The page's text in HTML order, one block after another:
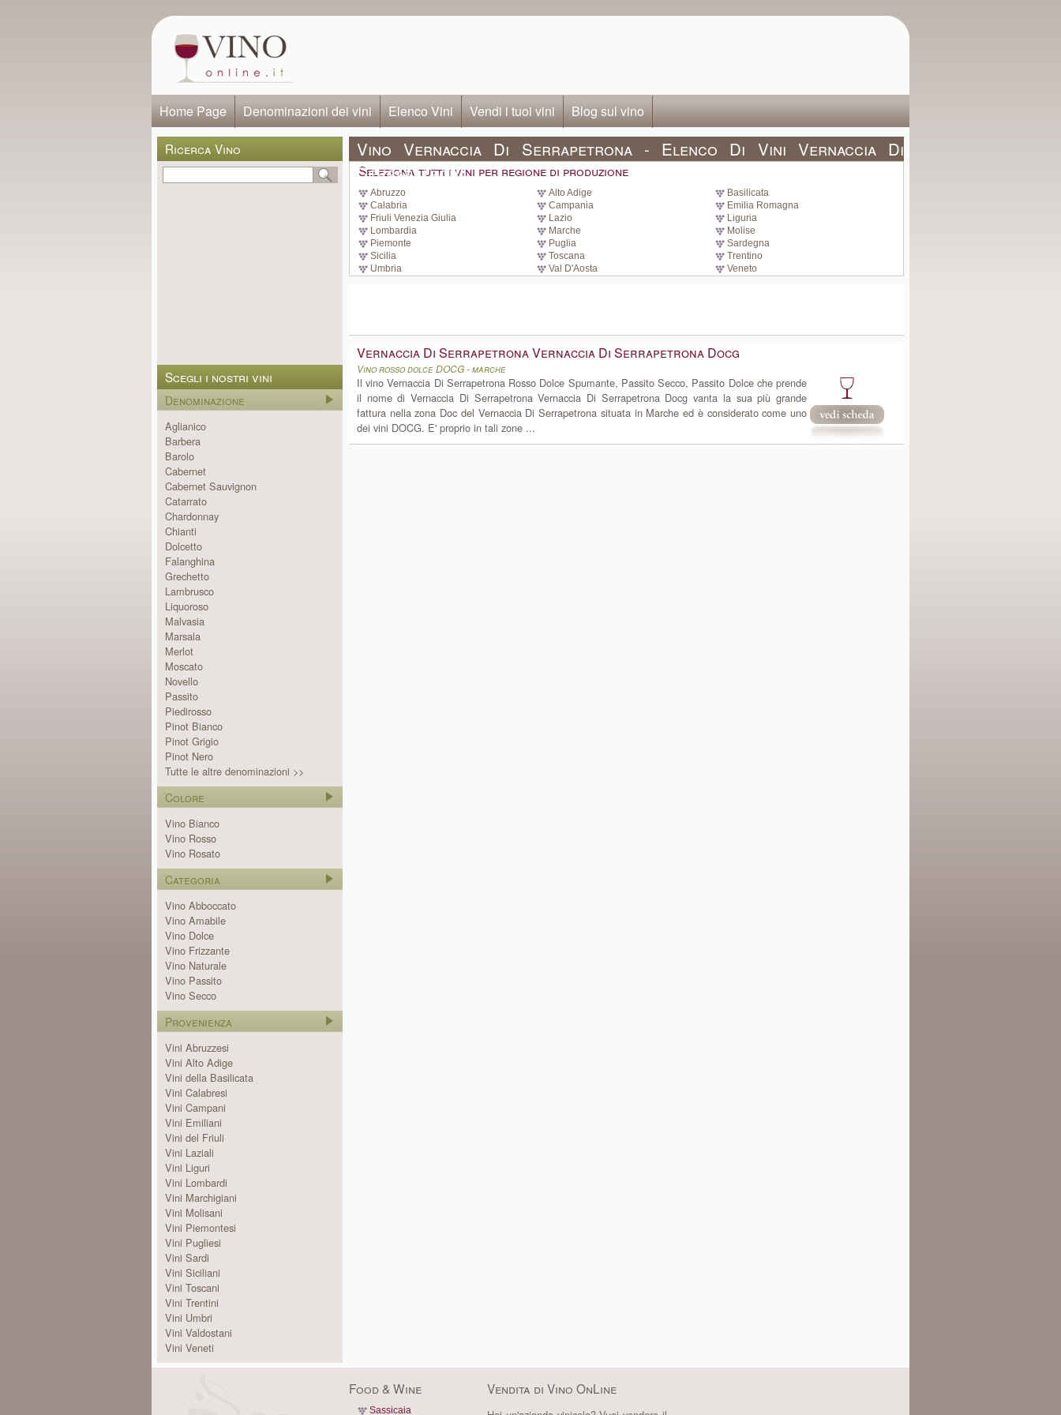
Home Page Denominazioni dei vini Elenco Vini Vendi i tuoi vini Blog sul vino
Ricerca Vino
Scegli i nostri vini
Denominazione
Aglianico
Barbera
Barolo
Cabernet
Cabernet Sauvignon
Catarrato
Chardonnay
Chianti
Dolcetto
Falanghina
Grechetto
Lambrusco
Liquoroso
Malvasia
Marsala
Merlot
Moscato
Novello
Passito
Piedirosso
Pinot Bianco
Pinot Grigio
Pinot Nero
Tutte le altre denominazioni >>
Colore
Vino Bianco
Vino Rosso
Vino Rosato
Categoria
Vino Abboccato
Vino Amabile
Vino Dolce
Vino Frizzante
Vino Naturale
Vino Passito
Vino Secco
Provenienza
Vini Abruzzesi
Vini Alto Adige
Vini della Basilicata
Vini Calabresi
Vini Campani
Vini Emiliani
Vini del Friuli
Vini Laziali
Vini Liguri
Vini Lombardi
Vini Marchigiani
Vini Molisani
Vini Piemontesi
Vini Pugliesi
Vini Sardi
Vini Siciliani
Vini Toscani
Vini Trentini
Vini Umbri
Vini Valdostani
Vini Veneti
Vino Vernaccia Di Serrapetrona - Elenco Di Vini Vernaccia Di
Serrapetrona
Seleziona tutti i vini per regione di produzione
Abruzzo Alto Adige
Basilicata
Calabria
Campania
Emilia Romagna
Friuli Venezia Giulia
Lazio
Liguria
Lombardia
Marche
Molise
Piemonte
Puglia
Sardegna
Sicilia
Toscana
Trentino
Umbria
Val D'Aosta Veneto
Vernaccia Di Serrapetrona Vernaccia Di Serrapetrona Docg
Vino rosso dolce DOCG - marche
Il vino Vernaccia Di Serrapetrona Rosso Dolce Spumante, Passito Secco, Passito Dolce che prende
il nome di Vernaccia Di Serrapetrona Vernaccia Di Serrapetrona Docg vanta la sua più grande
fattura nella zona Doc del Vernaccia Di Serrapetrona situata in Marche ed è considerato come uno
dei vini DOCG. E' proprio in tali zone ...
Food & Wine
Sassicaia
Vendita di Vino OnLine